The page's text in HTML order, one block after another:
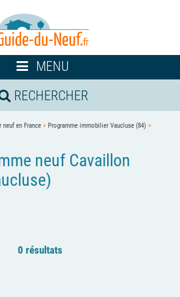
Toggle
navigation
MENU
RECHERCHER
en France > Programme immobilier Vaucluse (84) >
neuf Cavaillon
0 résultats